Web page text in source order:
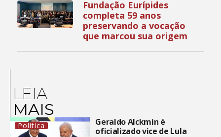
Fundação Eurípides
completa 59 anos
preservando a vocação
que marcou sua origem
LEIA
MAIS
Política
Geraldo Alckmin é
oficializado vice de Lula